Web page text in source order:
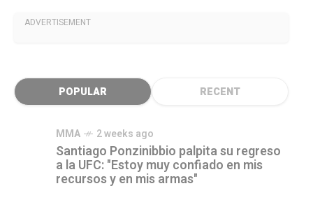
ADVERTISEMENT
POPULAR RECENT
MMA 2 weeks ago
Santiago Ponzinibbio palpita su regreso
a la UFC: "Estoy muy confiado en mis
recursos y en mis armas"